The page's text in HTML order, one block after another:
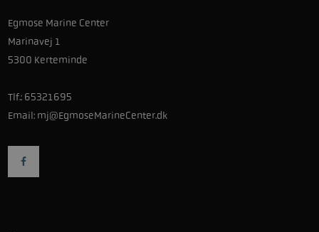
Egmose Marine Center
Marinavej 1
5300 Kerteminde
Tlf.: 65321695
Email: mj@EgmoseMarineCenter.dk